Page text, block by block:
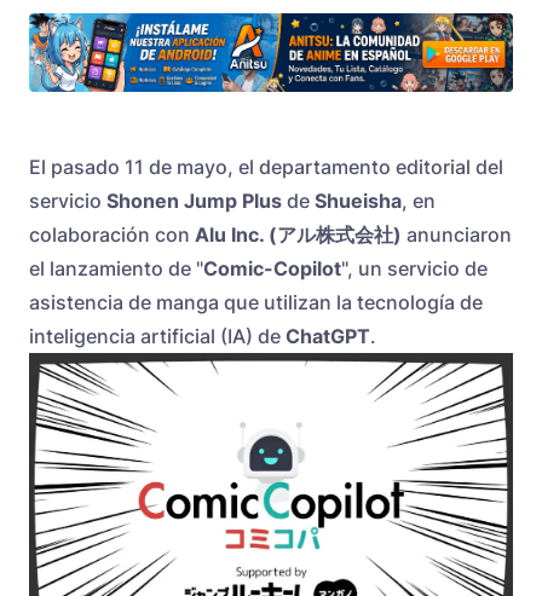
El pasado 11 de mayo, el departamento editorial del
servicio Shonen Jump Plus de Shueisha, en
colaboración con Alu Inc. (アル株式会社) anunciaron
el lanzamiento de "Comic-Copilot", un servicio de
asistencia de manga que utilizan la tecnología de
inteligencia artificial (IA) de ChatGPT.